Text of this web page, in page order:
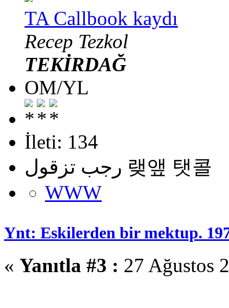
TA Callbook kaydı
Recep Tezkol
TEKİRDAĞ
OM/YL
İleti: 134
رجب تزقول 랮앺 탯콜
WWW
Ynt: Eskilerden bir mektup.
« Yanıtla #3 : 27 Ağustos